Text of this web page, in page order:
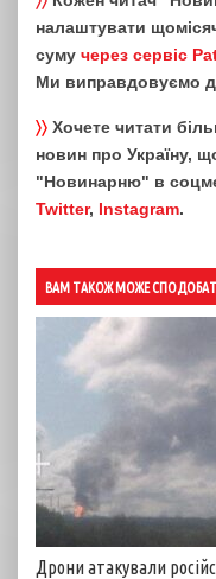
налаштувати
суму через сервіс
Ми виправдовуємо
〉〉 Хочете читати
новин про Україну,
"Новинарню" в
Twitter, Instagram.
ВАМ ТАКОЖ МОЖЕ
Дрони атакували